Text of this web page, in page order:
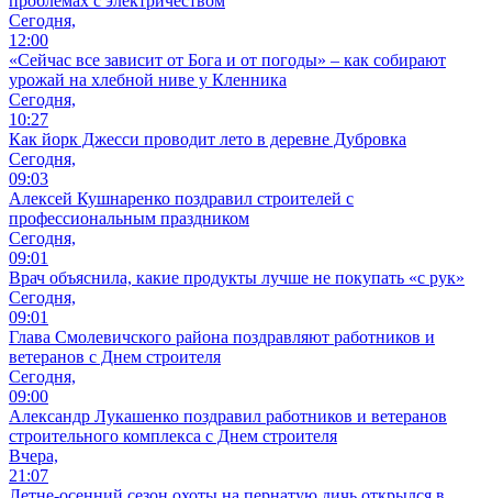
Сегодня,
12:00
«Сейчас все зависит от Бога и от погоды» – как собирают
урожай на хлебной ниве у Кленника
Сегодня,
10:27
Как йорк Джесси проводит лето в деревне Дубровка
Сегодня,
09:03
Алексей Кушнаренко поздравил строителей с
профессиональным праздником
Сегодня,
09:01
Врач объяснила, какие продукты лучше не покупать «с рук»
Сегодня,
09:01
Глава Смолевичского района поздравляют работников и
ветеранов с Днем строителя
Сегодня,
09:00
Александр Лукашенко поздравил работников и ветеранов
строительного комплекса с Днем строителя
Вчера,
21:07